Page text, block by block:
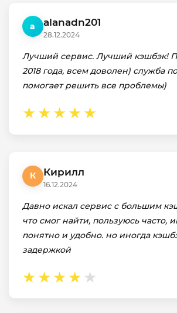
a alanadn201
28.12.2024
Лучший сервис. Лучший кэшбэк!
2018 года, всем доволен) служба
помогает решить все проблемы)
К Кирилл
16.12.2024
Давно искал сервис с большим
что смог найти, пользуюсь часто,
понятно и удобно. но иногда
задержкой